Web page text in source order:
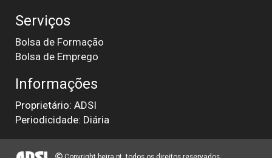
Serviços
Bolsa de Formação
Bolsa de Emprego
Informações
Proprietário: ADSI
Periodicidade: Diária